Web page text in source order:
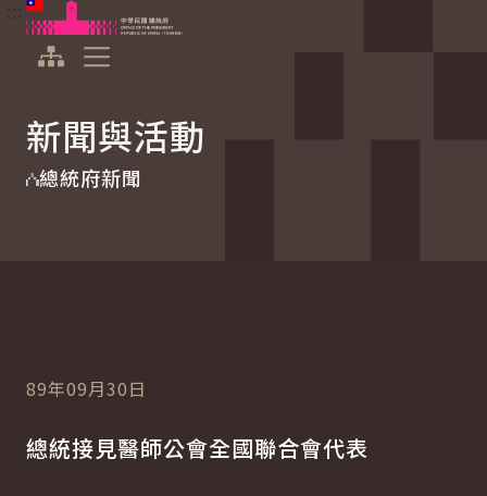
跳到主要內容
中華民國總統府
新聞與活動
總統府新聞
89年09月30日
總統接見醫師公會全國聯合會代表